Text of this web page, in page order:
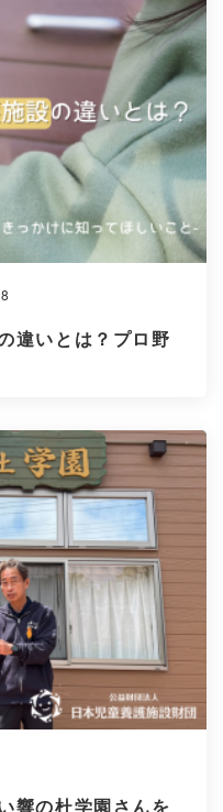
違いとは？プロ野
響の杜学園さんを